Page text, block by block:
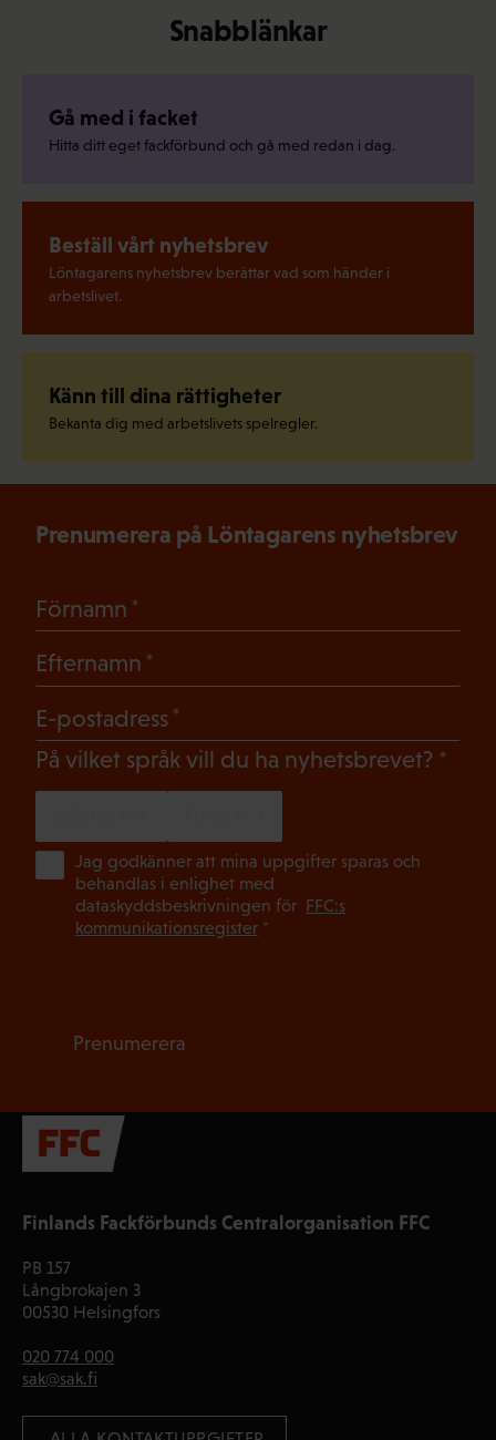
Snabblänkar
Gå med i facket
Hitta ditt eget fackförbund och gå med redan i dag.
Beställ vårt nyhetsbrev
Löntagarens nyhetsbrev berättar vad som händer i
arbetslivet.
Känn till dina rättigheter
Bekanta dig med arbetslivets spelregler.
Finlands Fackförbunds Centralorganisation FFC
PB 157
Långbrokajen 3
00530 Helsingfors
020 774 000
sak@sak.fi
Prenumerera på Löntagarens nyhetsbrev
Förnamn
Efternamn
E-postadress
På vilket språk vill du ha nyhetsbrevet?
Jag godkänner att mina uppgifter sparas och
behandlas i enlighet med
dataskyddsbeskrivningen för FFC:s
kommunikationsregister*
Prenumerera